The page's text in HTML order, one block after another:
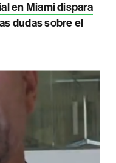
en Miami dispara
dudas sobre el